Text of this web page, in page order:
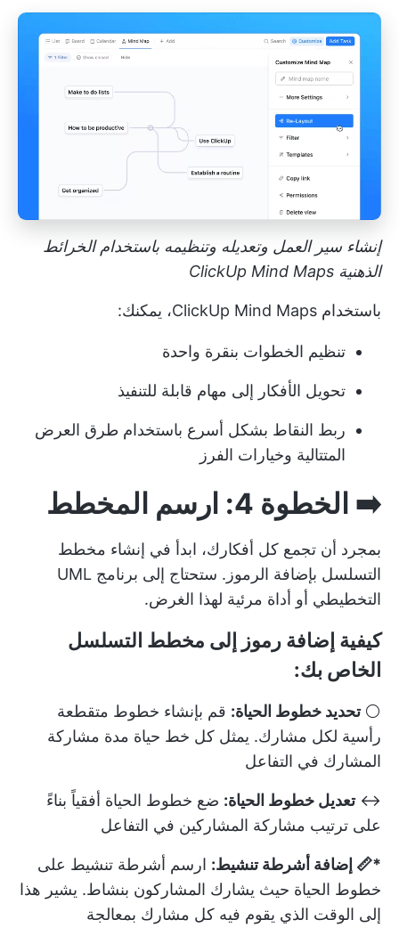
إنشاء سير العمل وتعديله وتنظيمه باستخدام الخرائط
الذهنية ClickUp Mind Maps
باستخدام ClickUp Mind Maps، يمكنك:
تنظيم الخطوات بنقرة واحدة
تحويل الأفكار إلى مهام قابلة للتنفيذ
ربط النقاط بشكل أسرع باستخدام طرق العرض
المتتالية وخيارات الفرز
➡️ الخطوة 4: ارسم المخطط
بمجرد أن تجمع كل أفكارك، ابدأ في إنشاء مخطط
التسلسل بإضافة الرموز. ستحتاج إلى
برنامج UML
التخطيطي أو أداة مرئية لهذا الغرض.
كيفية إضافة رموز إلى مخطط التسلسل
الخاص بك:
⚪تحديد خطوط الحياة: قم بإنشاء خطوط متقطعة
رأسية لكل مشارك. يمثل كل خط حياة مدة مشاركة
المشارك في التفاعل
↔️تعديل خطوط الحياة: ضع خطوط الحياة أفقياً بناءً
على ترتيب مشاركة المشاركين في التفاعل
*📏 إضافة أشرطة تنشيط: ارسم أشرطة تنشيط على
خطوط الحياة حيث يشارك المشاركون بنشاط. يشير هذا
إلى الوقت الذي يقوم فيه كل مشارك بمعالجة